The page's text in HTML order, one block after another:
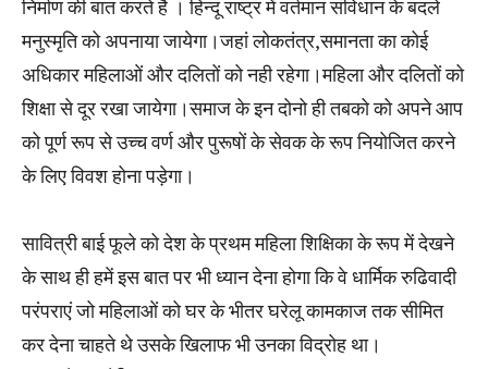
निर्माण की बात करते है । हिन्दू राष्ट्र में वर्तमान संविधान के बदले
मनुस्मृति को अपनाया जायेगा।जहां लोकतंत्र,समानता का कोई
अधिकार महिलाओं और दलितों को नही रहेगा।महिला और दलितों को
शिक्षा से दूर रखा जायेगा।समाज के इन दोनो ही तबको को अपने आप
को पूर्ण रूप से उच्च वर्ण और पुरूषों के सेवक के रूप नियोजित करने
के लिए विवश होना पड़ेगा।
सावित्री बाई फूले को देश के प्रथम महिला शिक्षिका के रूप में देखने
के साथ ही हमें इस बात पर भी ध्यान देना होगा कि वे धार्मिक रुढिवादी
परंपराएं जो महिलाओं को घर के भीतर घरेलू कामकाज तक सीमित
कर देना चाहते थे उसके खिलाफ भी उनका विद्रोह था।